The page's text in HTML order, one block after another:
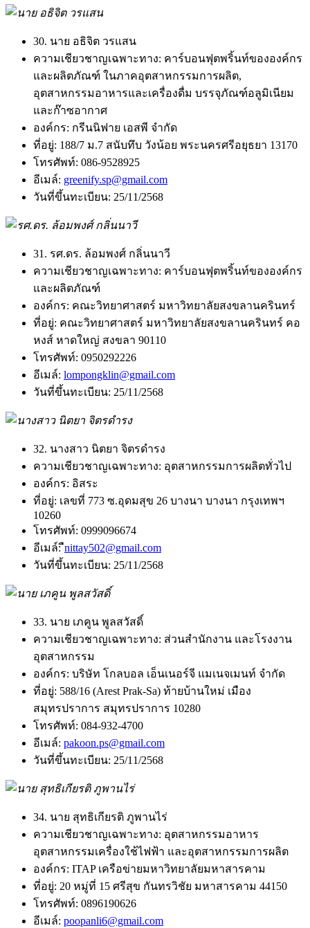
30. นาย อธิจิต วรแสน
ความเชียวชาญเฉพาะทาง: คาร์บอนฟุตพริ้นท์ขององค์กร
และผลิตภัณฑ์ ในภาคอุตสาหกรรมการผลิต,
อุตสาหกรรมอาหารและเครื่องดื่ม บรรจุภัณฑ์อลูมิเนียม
และก๊าซอากาศ
องค์กร: กรีนนิฟาย เอสพี จำกัด
ที่อยู่: 188/7 ม.7 สนับทึบ วังน้อย พระนครศรีอยุธยา 13170
โทรศัพท์: 086-9528925
อีเมล์: greenify.sp@gmail.com
วันที่ขึ้นทะเบียน: 25/11/2568
31. รศ.ดร. ล้อมพงศ์ กลิ่นนาวี
ความเชียวชาญเฉพาะทาง: คาร์บอนฟุตพริ้นท์ขององค์กร
และผลิตภัณฑ์
องค์กร: คณะวิทยาศาสตร์ มหาวิทยาลัยสงขลานครินทร์
ที่อยู่: คณะวิทยาศาสตร์ มหาวิทยาลัยสงขลานครินทร์ คอ
หงส์ หาดใหญ่ สงขลา 90110
โทรศัพท์: 0950292226
อีเมล์: lompongklin@gmail.com
วันที่ขึ้นทะเบียน: 25/11/2568
32. นางสาว นิตยา จิตรดำรง
ความเชียวชาญเฉพาะทาง: อุตสาหกรรมการผลิตทั่วไป
องค์กร: อิสระ
ที่อยู่: เลขที่ 773 ซ.อุดมสุข 26 บางนา บางนา กรุงเทพฯ
10260
โทรศัพท์: 0999096674
อีเมล์: ืnittay502@gmail.com
วันที่ขึ้นทะเบียน: 25/11/2568
33. นาย เภคูน พูลสวัสดิ์
ความเชียวชาญเฉพาะทาง: ส่วนสำนักงาน และโรงงาน
อุตสาหกรรม
องค์กร: บริษัท โกลบอล เอ็นเนอร์จี แมเนจเมนท์ จำกัด
ที่อยู่: 588/16 (Arest Prak-Sa) ท้ายบ้านใหม่ เมือง
สมุทรปราการ สมุทรปราการ 10280
โทรศัพท์: 084-932-4700
อีเมล์: pakoon.ps@gmail.com
วันที่ขึ้นทะเบียน: 25/11/2568
34. นาย สุทธิเกียรติ ภูพานไร่
ความเชียวชาญเฉพาะทาง: อุตสาหกรรมอาหาร
อุตสาหกรรมเครื่องใช้ไฟฟ้า และอุตสาหกรรมการผลิต
องค์กร: ITAP เครือข่ายมหาวิทยาลัยมหาสารคาม
ที่อยู่: 20 หมู่ที่ 15 ศรีสุข กันทรวิชัย มหาสารคาม 44150
โทรศัพท์: 0896190626
อีเมล์: poopanli6@gmail.com